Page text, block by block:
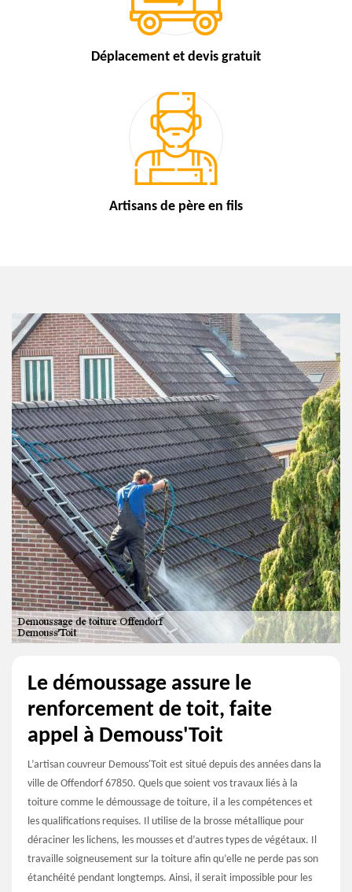
Déplacement et devis gratuit
Artisans de père en fils
Le démoussage assure le
renforcement de toit, faite
appel à Demouss'Toit
L’artisan couvreur Demouss'Toit est situé depuis des années dans la
ville de Offendorf 67850. Quels que soient vos travaux liés à la
toiture comme le démoussage de toiture, il a les compétences et
les qualifications requises. Il utilise de la brosse métallique pour
déraciner les lichens, les mousses et d’autres types de végétaux. Il
travaille soigneusement sur la toiture afin qu’elle ne perde pas son
étanchéité pendant longtemps. Ainsi, il serait impossible pour les